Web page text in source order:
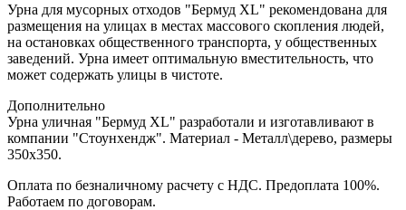
Урна для мусорных отходов "Бермуд XL" рекомендована для
размещения на улицах в местах массового скопления людей,
на остановках общественного транспорта, у общественных
заведений. Урна имеет оптимальную вместительность, что
может содержать улицы в чистоте.
Дополнительно
Урна уличная "Бермуд XL" разработали и изготавливают в
компании "Стоунхендж". Материал - Металл\дерево, размеры
350x350.
Оплата по безналичному расчету с НДС. Предоплата 100%.
Работаем по договорам.